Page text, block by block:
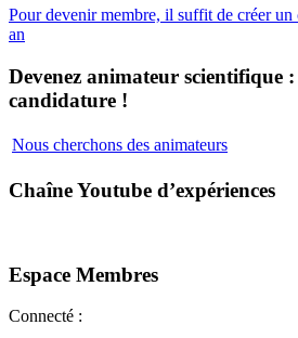
Pour devenir membre, il suffit de créer un
an
Devenez animateur scientifique
candidature !
Nous cherchons des animateurs
Chaîne Youtube d’expériences
Espace Membres
Connecté :